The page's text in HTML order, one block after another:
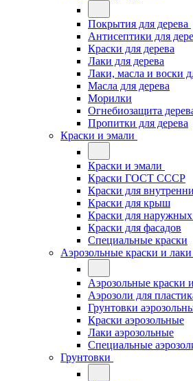
Покрытия для дерева
Антисептики для
Краски для дерева
Лаки для дерева
Лаки, масла и воски
Масла для дерева
Морилки
Огнебиозащита
Пропитки для дерева
Краски и эмали
Краски и эмали
Краски ГОСТ СССР
Краски для
Краски для крыш
Краски для наружных
Краски для фасадов
Специальные краски
Аэрозольные краски и лаки
Аэрозольные краски
Аэрозоли для
Грунтовки
Краски аэрозольные
Лаки аэрозольные
Специальные
Грунтовки